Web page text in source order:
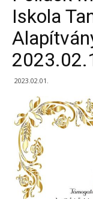
Mihály
Általános
Iskola
Iskola
2023.02.01.